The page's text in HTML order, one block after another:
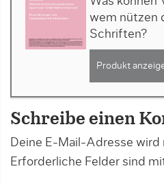
wem nützen
Schriften?
Produkt
Schreibe einen
Deine E-Mail-Adresse
Erforderliche Felder sind